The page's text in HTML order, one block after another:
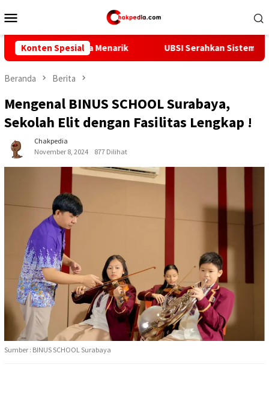
ke
Mobile
Konten SpesialUBSI Serahkan Sistem Informasi Tracer Study
Beranda Berita
Mengenal BINUS SCHOOL Surabaya,
Sekolah Elit dengan Fasilitas Lengkap !
Chakpedia
November 8, 2024
877 Dilihat
Sumber : BINUS SCHOOL Surabaya